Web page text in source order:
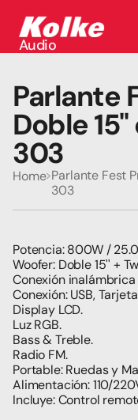
Audio
Auriculares
Conectividad
Gaming
Seguridad
Perifericos
Televisores
Tabletas
Parlante
Doble
303
Home Parlante Fest
303
Potencia: 800W /
Woofer: Doble 15'' +
Conexión inalámbrica
Conexión: USB,
Display LCD.
Luz RGB.
Bass & Treble.
Radio FM.
Portable: Ruedas y
Alimentación: 110/
Incluye: Control